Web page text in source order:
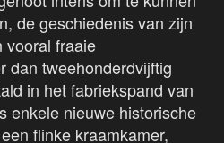
de geschiedenis van zijn
vooral fraaie
dan tweehonderdvijftig
in het fabriekspand van
enkele nieuwe historische
flinke kraamkamer,